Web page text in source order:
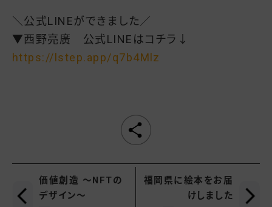
＼公式LINEができました／
▼西野亮廣 公式LINEはコチラ↓
https://lstep.app/q7b4Mlz
価値創造 ～NFTの
デザイン～
福岡県に絵本をお届
けしました